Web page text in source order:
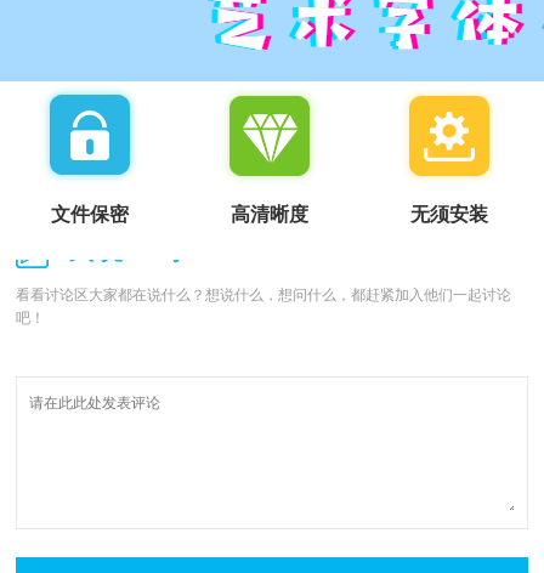
文件保密 高清晰度 无须安装
看看讨论区大家都在说什么？想说什么，想问什么，都赶紧加入他们一起讨论
吧！